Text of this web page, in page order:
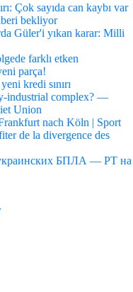
Çok sayıda can kaybı var
bekliyor
Güler'i yıkan karar: Milli
farklı etken
parça!
kredi sınırı
industrial complex? —
Union
nach Köln | Sport
de la divergence des
украинских БПЛА — РТ на